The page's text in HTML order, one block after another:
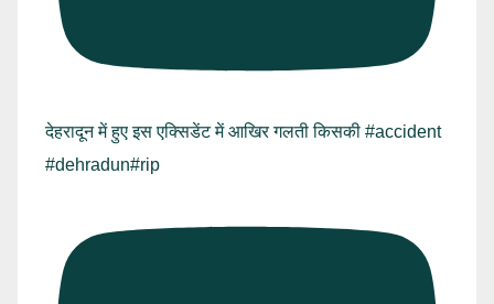
देहरादून में हुए इस एक्सिडेंट में आखिर गलती किसकी #accident
#dehradun#rip